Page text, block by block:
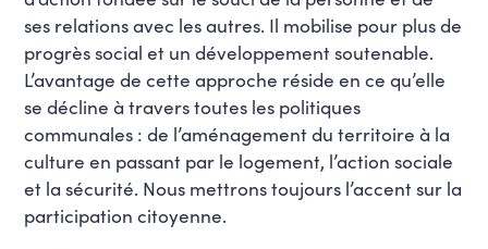
ses relations avec les autres. Il mobilise pour plus de
progrès social et un développement soutenable.
L’avantage de cette approche réside en ce qu’elle
se décline à travers toutes les politiques
communales : de l’aménagement du territoire à la
culture en passant par le logement, l’action sociale
et la sécurité. Nous mettrons toujours l’accent sur la
participation citoyenne.